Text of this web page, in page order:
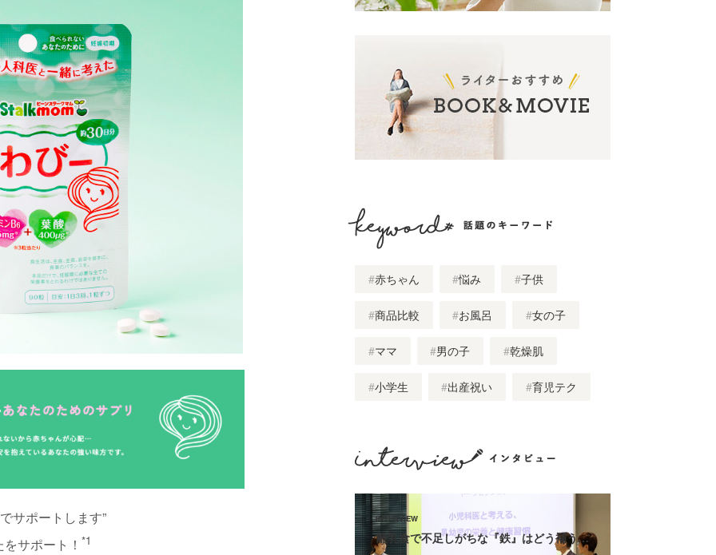
サポートします”
サポート！ *1
赤ちゃん 悩み 子供
商品比較 お風呂 女の子
ママ 男の子 乾燥肌
小学生 出産祝い 育児テク
離乳食で不足しがちな『鉄』はどう補う…